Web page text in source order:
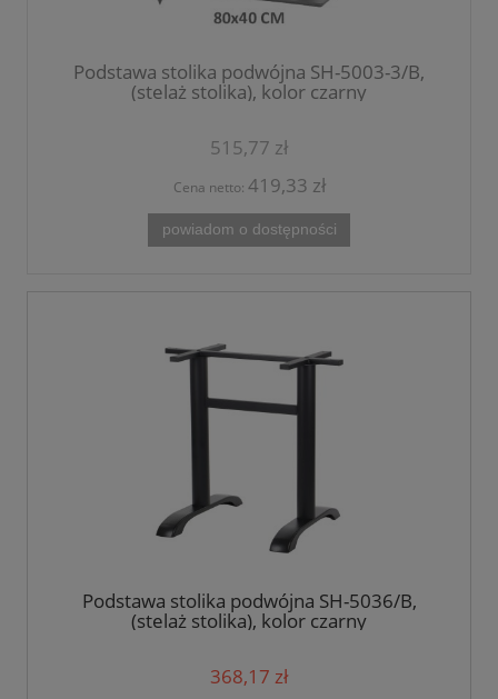
Podstawa stolika podwójna SH-5003-3/B,
(stelaż stolika), kolor czarny
515,77 zł
Cena netto: 419,33 zł
powiadom o dostępności
Podstawa stolika podwójna SH-5036/B,
(stelaż stolika), kolor czarny
368,17 zł